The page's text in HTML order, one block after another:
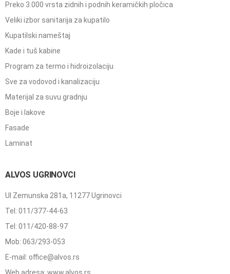
Preko 3.000 vrsta zidnih i podnih keramičkih pločica
Veliki izbor sanitarija za kupatilo
Kupatilski nameštaj
Kade i tuš kabine
Program za termo i hidroizolaciju
Sve za vodovod i kanalizaciju
Materijal za suvu gradnju
Boje i lakove
Fasade
Laminat
ALVOS UGRINOVCI
Ul Zemunska 281a, 11277 Ugrinovci
Tel: 011/377-44-63
Tel: 011/420-88-97
Mob: 063/293-053
E-mail: office@alvos.rs